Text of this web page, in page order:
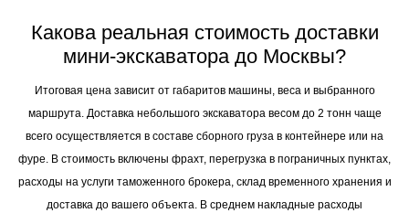
Какова реальная стоимость доставки
мини-экскаватора до Москвы?
Итоговая цена зависит от габаритов машины, веса и выбранного
маршрута. Доставка небольшого экскаватора весом до 2 тонн чаще
всего осуществляется в составе сборного груза в контейнере или на
фуре. В стоимость включены фрахт, перегрузка в пограничных пунктах,
расходы на услуги таможенного брокера, склад временного хранения и
доставка до вашего объекта. В среднем накладные расходы